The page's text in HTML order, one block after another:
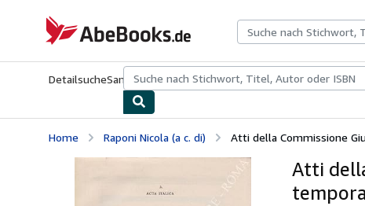
AbeBooks.de
DetailsucheSammlungenAntiquarische BücherKunst &
Home Raponi Nicola (a c. di) Atti della Commissione
Atti